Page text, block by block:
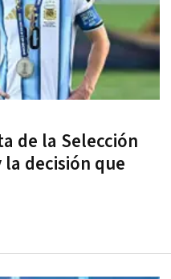
de la Selección
decisión que